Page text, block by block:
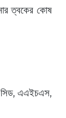
ত্বকের কোষ
এসিড, এএইচএস,